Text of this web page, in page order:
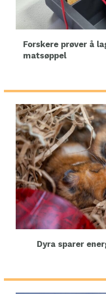
Forskere prøver å
matsøppel
Dyra sparer